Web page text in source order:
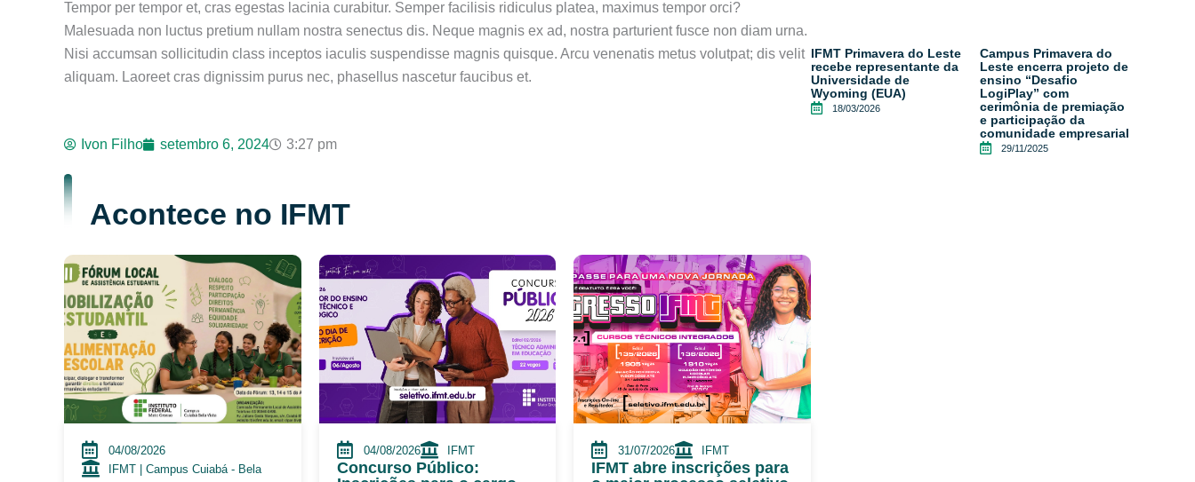
Tempor per tempor et, cras egestas lacinia curabitur. Semper facilisis ridiculus platea, maximus tempor orci?
Malesuada non luctus pretium nullam nostra senectus dis. Neque magnis ex ad, nostra parturient fusce non diam urna.
Nisi accumsan sollicitudin class inceptos iaculis suspendisse magnis quisque. Arcu venenatis metus volutpat; dis velit
aliquam. Laoreet cras dignissim purus nec, phasellus nascetur faucibus et.
Ivon Filho setembro 6, 2024 3:27 pm
Acontece no IFMT
04/08/2026
IFMT | Campus Cuiabá - Bela
04/08/2026 IFMT
Concurso Público:
31/07/2026 IFMT
IFMT abre inscrições para
IFMT Primavera do Leste
recebe representante da
Universidade de
Wyoming (EUA)
18/03/2026
Campus Primavera do
Leste encerra projeto de
ensino “Desafio
LogiPlay” com
cerimônia de premiação
e participação da
comunidade empresarial
29/11/2025